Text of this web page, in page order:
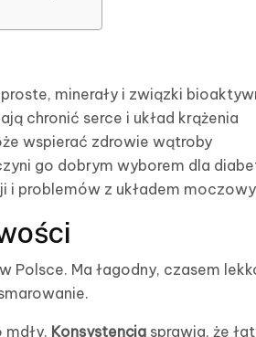
minerały i związki
chronić serce i układ krążenia
wspierać zdrowie wątroby
go dobrym wyborem dla
i problemów z układem
Ma łagodny, czasem
Konsystencja sprawia, że